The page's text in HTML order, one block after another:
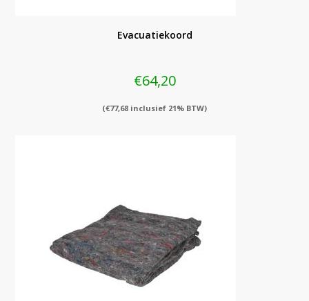
Evacuatiekoord
€64,20
(€77,68 inclusief 21% BTW)